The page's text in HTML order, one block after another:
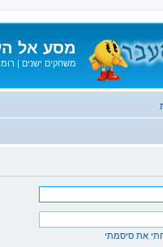
מסע אל
משחקים ישנים |
את סיסמתי